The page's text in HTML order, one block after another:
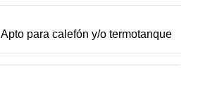
Apto para calefón y/o termotanque